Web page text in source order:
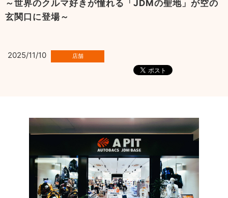
～世界のクルマ好きが憧れる「JDMの聖地」が空の
玄関口に登場～
2025/11/10
採用情報